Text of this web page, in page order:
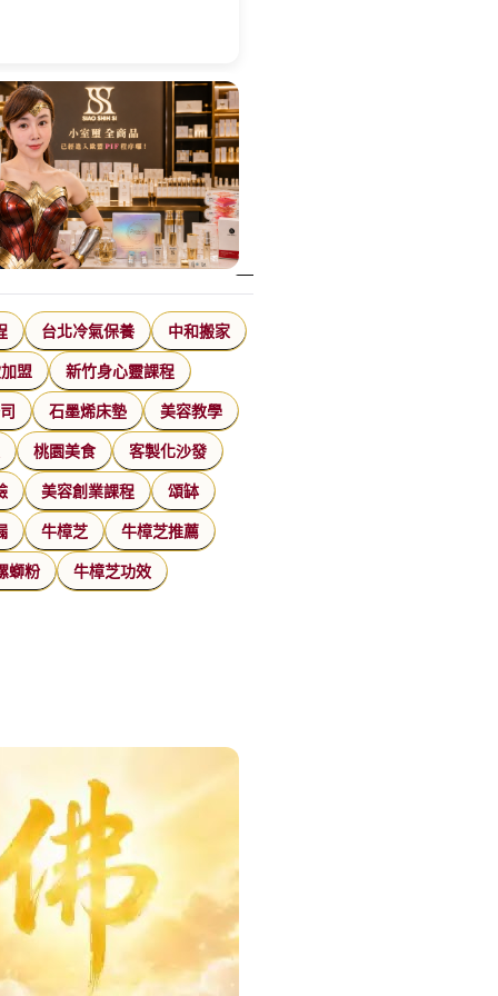
台北冷氣保養 中和搬家
盟 新竹身心靈課程
石墨烯床墊 美容教學
桃園美食 客製化沙發
美容創業課程 頌缽
牛樟芝 牛樟芝推薦
螄粉 牛樟芝功效